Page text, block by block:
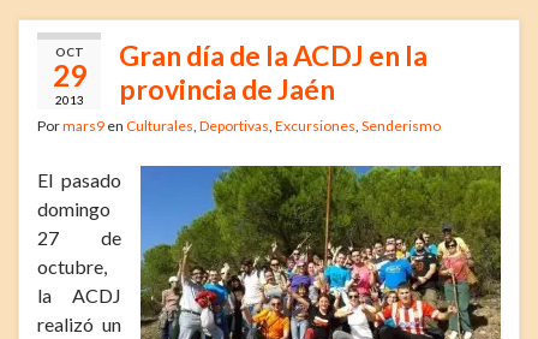
OCT
29
2013
Gran día de la ACDJ en la
provincia de Jaén
Pormars9 en Culturales Deportivas Excursiones Senderismo
El pasado
domingo
27 de
octubre,
la ACDJ
realizó un